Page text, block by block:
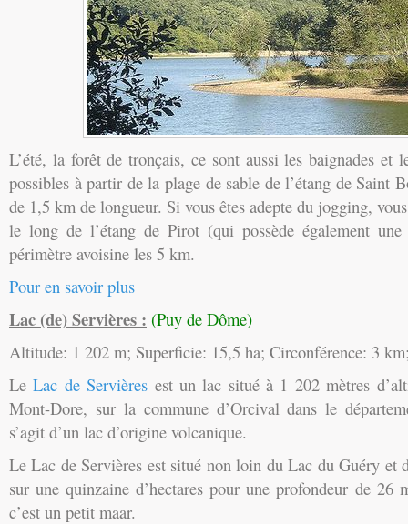
L’été, la forêt de tronçais, ce sont aussi les baignades et
possibles à partir de la plage de sable de l’étang de Saint
de 1,5 km de longueur. Si vous êtes adepte du jogging,
le long de l’étang de Pirot (qui possède également
périmètre avoisine les 5 km.
Pour en savoir plus
Lac (de) Servières : (Puy de Dôme)
Altitude: 1 202 m; Superficie: 15,5 ha; Circonférence: 3
LeLac de Servières est un lac situé à 1 202 mètres
Mont-Dore, sur la commune d’Orcival dans le
s’agit d’un lac d’origine volcanique.
Le Lac de Servières est situé non loin du Lac du Guéry et
sur une quinzaine d’hectares pour une profondeur de 26
c’est un petit maar.